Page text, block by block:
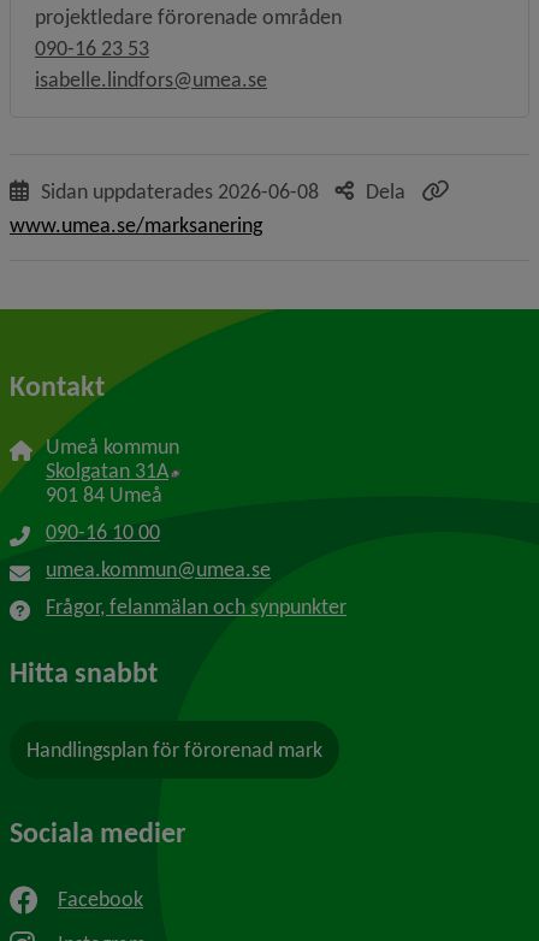
projektledare förorenade områden
090-16 23 53
isabelle.lindfors@umea.se
Sidan uppdaterades 2026-06-08
Dela
www.umea.se/marksanering
Kontakt
Umeå kommun
Skolgatan 31A Länk till annan webbplats, öppnas i nytt
901 84 Umeå
090-16 10 00
umea.kommun@umea.se
Frågor, felanmälan och synpunkter
Hitta snabbt
Handlingsplan för förorenad mark
Sociala medier
Facebook